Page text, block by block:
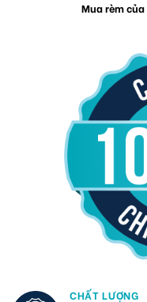
Mua rèm
CHẤT LƯỢNG